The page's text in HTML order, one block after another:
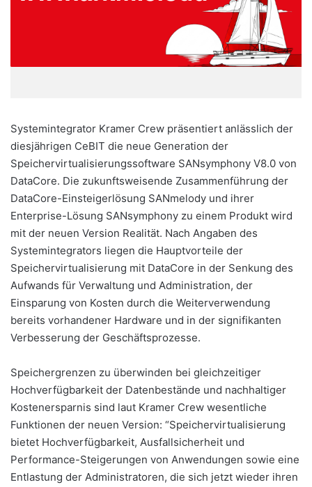
Systemintegrator Kramer Crew präsentiert anlässlich der
diesjährigen CeBIT die neue Generation der
Speichervirtualisierungssoftware SANsymphony V8.0 von
DataCore. Die zukunftsweisende Zusammenführung der
DataCore-Einsteigerlösung SANmelody und ihrer
Enterprise-Lösung SANsymphony zu einem Produkt wird
mit der neuen Version Realität. Nach Angaben des
Systemintegrators liegen die Hauptvorteile der
Speichervirtualisierung mit DataCore in der Senkung des
Aufwands für Verwaltung und Administration, der
Einsparung von Kosten durch die Weiterverwendung
bereits vorhandener Hardware und in der signifikanten
Verbesserung der Geschäftsprozesse.
Speichergrenzen zu überwinden bei gleichzeitiger
Hochverfügbarkeit der Datenbestände und nachhaltiger
Kostenersparnis sind laut Kramer Crew wesentliche
Funktionen der neuen Version: “Speichervirtualisierung
bietet Hochverfügbarkeit, Ausfallsicherheit und
Performance-Steigerungen von Anwendungen sowie eine
Entlastung der Administratoren, die sich jetzt wieder ihren